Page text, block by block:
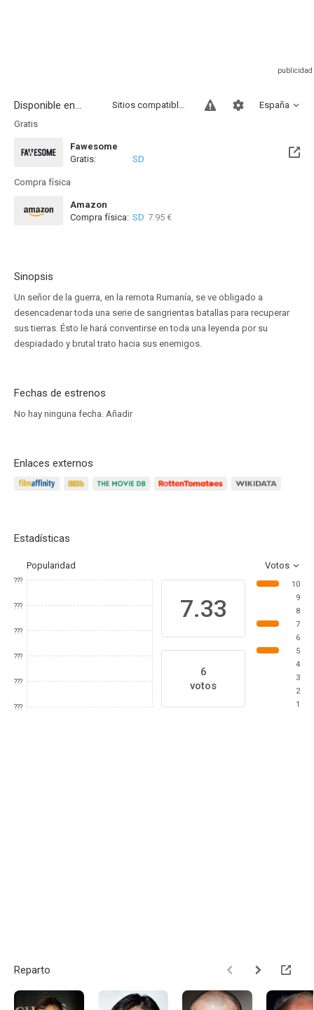
Disponible en... España
Sitios compatibles
Gratis
Fawesome
Gratis:
SD
Compra física
Amazon
Compra física: SD 7.95 €
Sinopsis
Un señor de la guerra, en la remota Rumanía, se ve obligado a
desencadenar toda una serie de sangrientas batallas para recuperar
sus tierras. Ésto le hará conventirse en toda una leyenda por su
despiadado y brutal trato hacia sus enemigos.
Fechas de estrenos
No hay ninguna fecha. Añadir
Enlaces externos
Estadísticas
Popularidad Votos
???
???
???
???
???
???
7.33
6
votos
10
9
8
7
6
5
4
3
2
1
Reparto